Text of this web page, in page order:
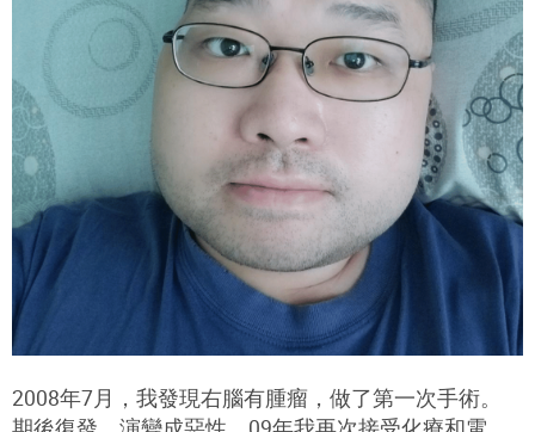
2008年7月，我發現右腦有腫瘤，做了第一次手術。